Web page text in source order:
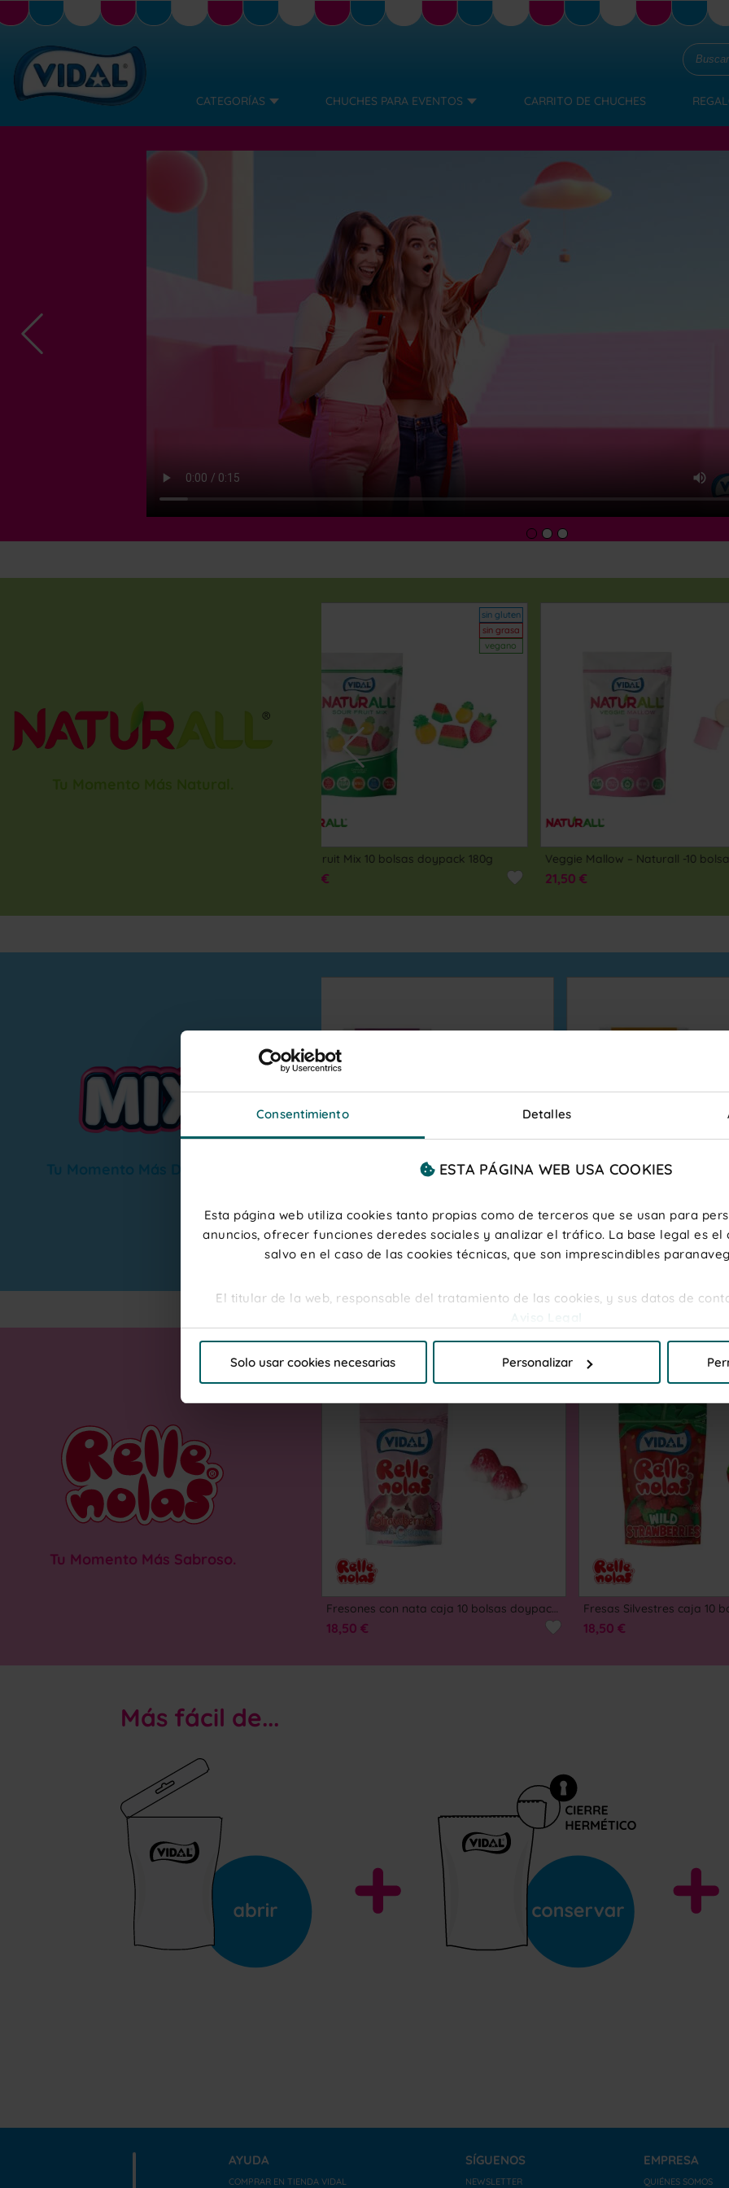
Consentimiento Detalles
ESTA PÁGINA WEB USA COOKIES
Esta página web utiliza cookies tanto propias como de terceros que se usan para
anuncios, ofrecer funciones deredes sociales y analizar el tráfico. La base legal es el
salvo en el caso de las cookies técnicas, que son imprescindibles
El titular de la web, responsable del tratamiento de las cookies, y sus datos de
Por favor, haga clic en "Permitir todas las cookies" si desea admitir todas las cookies
"Personalizar"para elegir que cookies desea que se instalen, para unainformación
de cookies
Solo usar cookies necesarias Personalizar
CATEGORÍAS CHUCHES PARA EVENTOS CARRITO DE CHUCHES
sin gluten
COMPRAR
Veggie Mallow – Naturall -10 bolsas de 90g
21,50 €
COMPRAR
Fruit Sticks 10 bolsas
21,50 €
Tu Momento Más Divertido.
AGOTADO
Sour Mini Mix 10 bolsas doypacks autociere 180g
COMPRAR
Sweet Mix caja 10 bolsas doypacks autocierre 180g
18,50 €
COMPRAR
18,50 €
Tu Momento Más Sabroso.
sin gluten
COMPRAR
Fresones con nata caja 10 bolsas doypacks autocierre 180g
18,50 €
COMPRAR
18,50 €
Más fácil de...
AYUDA
COMPRAR EN TIENDA VIDAL
SÍGUENOS
NEWSLETTER
EMPRESA
QUIÉNES SOMOS